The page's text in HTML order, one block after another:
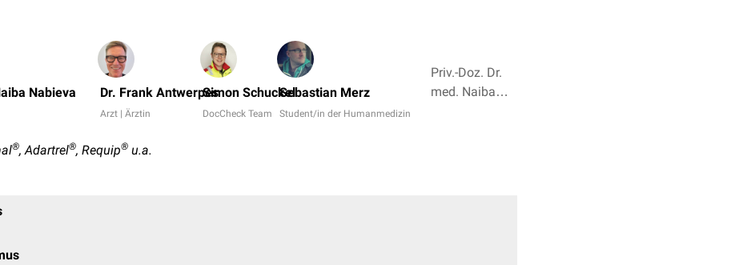
Nabieva Dr. Frank Antwerpes
Arzt | Ärztin
Simon Schuckel
DocCheck Team
Sebastian Merz
Student/in der Humanmedizin
Priv.-Doz. Dr.
med. Naiba
®, Adartrel®, Requip® u.a.